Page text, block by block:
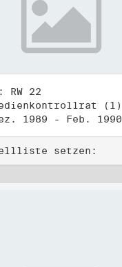
RW 22
(1)
1989 - Feb. 1990
setzen: